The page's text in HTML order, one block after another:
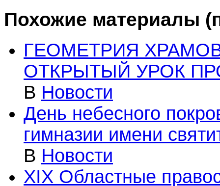
Похожие материалы
ГЕОМЕТРИЯ
ОТКРЫТЫЙ УРОК
В Новости
День небесного
гимназии имени
В Новости
XIX Областные